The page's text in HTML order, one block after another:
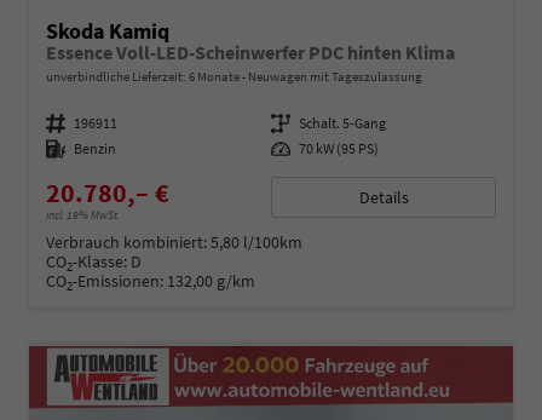
Skoda Kamiq
Essence Voll-LED-Scheinwerfer PDC hinten Klima
unverbindliche Lieferzeit: 6 Monate Neuwagen mit Tageszulassung
Fahrzeugnummer 196911 Getriebe Schalt. 5-Gang
Kraftstoff Benzin Leistung 70 kW (95 PS)
20.780,– €
incl. 19% MwSt.
Details
Verbrauch kombiniert:5,80 l/100km
CO2-Klasse: D
CO2-Emissionen: 132,00 g/km